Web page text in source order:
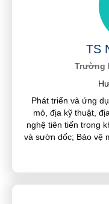
TS
Trường
Phát triển và ứng
mỏ, địa kỹ thuật,
nghệ tiên tiến trong
và sườn dốc; Bảo vệ